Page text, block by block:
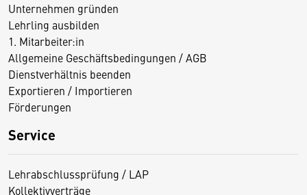
Unternehmen gründen
Lehrling ausbilden
1. Mitarbeiter:in
Allgemeine Geschäftsbedingungen / AGB
Dienstverhältnis beenden
Exportieren / Importieren
Förderungen
Service
Lehrabschlussprüfung / LAP
Kollektivverträge